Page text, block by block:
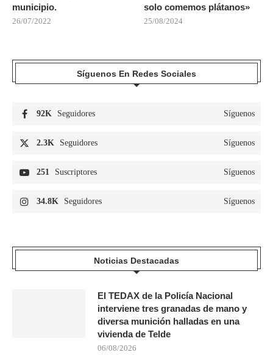
municipio.
26/07/2022
solo comemos plátanos»
25/08/2024
Síguenos En Redes Sociales
92K Seguidores Síguenos
2.3K Seguidores Síguenos
251 Suscriptores Síguenos
34.8K Seguidores Síguenos
Noticias Destacadas
El TEDAX de la Policía Nacional
interviene tres granadas de mano y
diversa munición halladas en una
vivienda de Telde
06/08/2026